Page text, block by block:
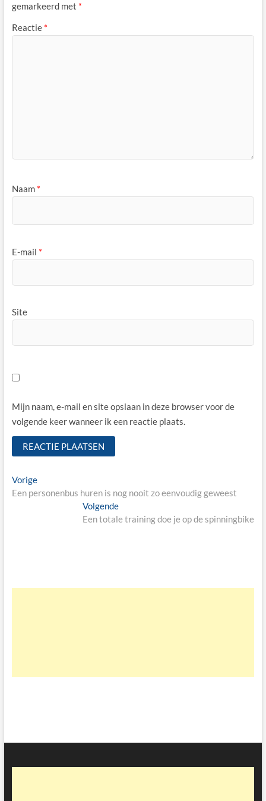
gemarkeerd met *
Reactie *
Naam *
E-mail *
Site
Mijn naam, e-mail en site opslaan in deze browser voor de
volgende keer wanneer ik een reactie plaats.
Bericht
navigatie
VorigeVorige
bericht:
Een personenbus huren is nog nooit zo eenvoudig geweest
VolgendeVolgende
bericht:
Een totale training doe je op de spinningbike